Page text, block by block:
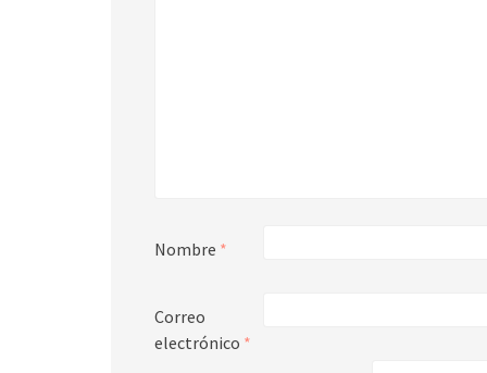
Nombre *
Correo
electrónico *